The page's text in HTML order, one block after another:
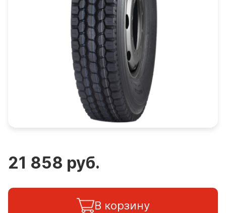
21 858 руб.
В корзину